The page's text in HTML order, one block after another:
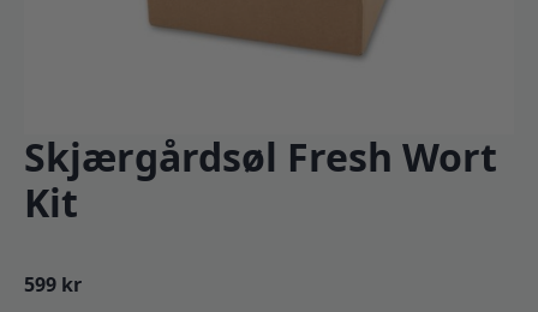
Skjærgårdsøl Fresh Wort
Kit
599 kr